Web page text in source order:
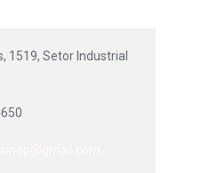
1519, Setor Industrial